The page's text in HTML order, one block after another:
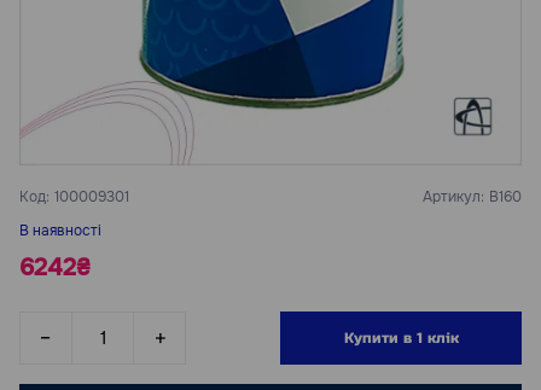
Код: 100009301 Артикул: B160
В наявності
6242₴
Купити в 1 клік